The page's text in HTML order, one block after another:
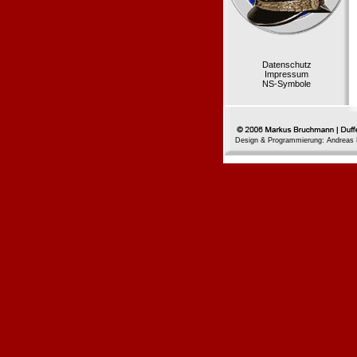
Datenschutz
Impressum
NS-Symbole
Design & Programmierung: Andreas